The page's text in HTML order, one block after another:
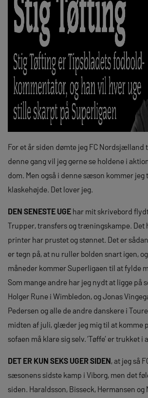
For et år siden dømte jeg FC Nordsjælland
denne gang vil jeg gerne se holdene i
dom. Men også i denne sæson kommer
klaskehøjde. Det lover jeg.
DEN SENESTE UGE har mit skrivebord
Trupper, transfers og træningskampe. Det
printer har prustet og stønnet. Det er
er tegn på, at nu ruller bolden snart igen,
måneder kommer Superligaen til at fylde
Som mange andre har jeg nydt at ligge på
Holger Rune i Wimbledon, og Jonas
Pedersen og alle de andre danskere i
midten af juli, glæder jeg mig til at komme
sofaen må klare sig selv. ’Tøffe’ er trukket
DET ER KUN SEKS UGER SIDEN, at jeg så
sæsonens sidste kamp i Viborg, men det
siden. Haraldsson, Bisseck, Hermansen og